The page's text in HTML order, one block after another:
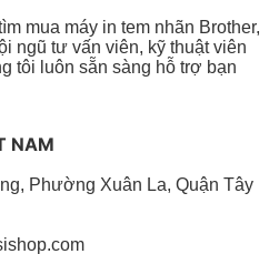
mua máy in tem nhãn Brother,
ngũ tư vấn viên, kỹ thuật viên
tôi luôn sẵn sàng hỗ trợ bạn
NAM
Phường Xuân La, Quận Tây